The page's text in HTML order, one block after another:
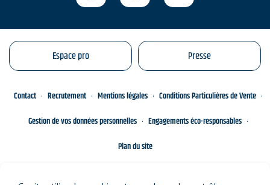
Espace pro Presse
Contact Recrutement Mentions légales
Conditions Particulières de Vente
Gestion de vos données personnelles
Engagements éco-responsables
Plan du site